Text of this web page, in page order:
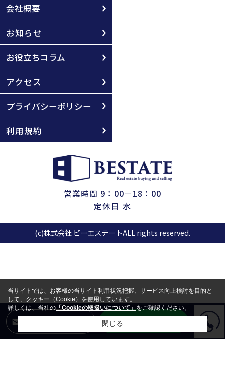
会社概要
お知らせ
お役立ちコラム
アクセス
プライバシーポリシー
利用規約
営業時間 9：00－18：00
定休日 水
(c)株式会社 ビーエステートALL rights reserved.
LINEからお問合せ
当サイトでは、お客様の当サイト利用状況把握、サービス向上検討を目的と
して、クッキー（Cookie）を使用しています。
詳しくは、当社の「Cookieの取扱いについて」をご確認ください。
閉じる